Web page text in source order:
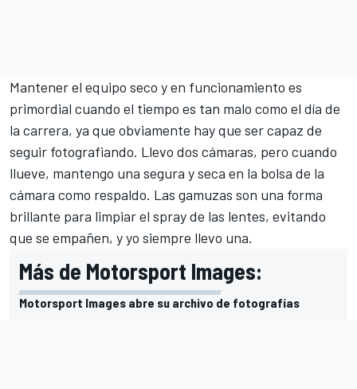
Mantener el equipo seco y en funcionamiento es
primordial cuando el tiempo es tan malo como el día de
la carrera, ya que obviamente hay que ser capaz de
seguir fotografiando. Llevo dos cámaras, pero cuando
llueve, mantengo una segura y seca en la bolsa de la
cámara como respaldo. Las gamuzas son una forma
brillante para limpiar el spray de las lentes, evitando
que se empañen, y yo siempre llevo una.
Más de Motorsport Images:
Motorsport Images abre su archivo de fotografías